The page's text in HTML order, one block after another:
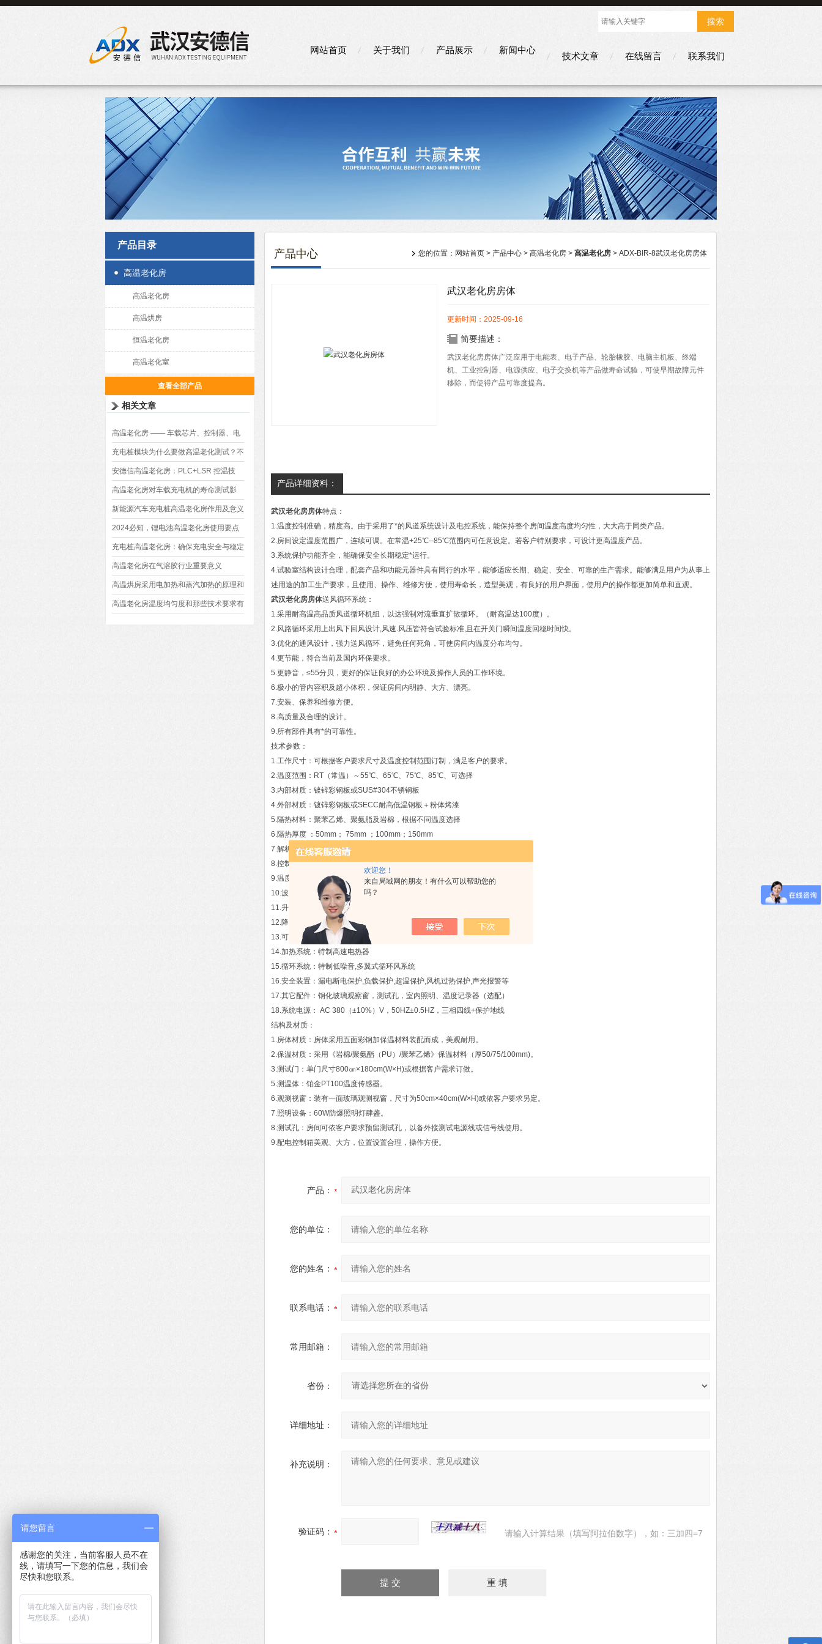
欢迎您！
来自局域网的朋友！有什么可以帮助您的
吗？
网站首页 关于我们 产品展示 新闻中心
技术文章 在线留言 联系我们
产品目录
高温老化房
高温老化房
高温烘房
恒温老化房
高温老化室
查看全部产品
相关文章
高温老化房 —— 车载芯片、控制器、电
源通电负载老化测试介绍
充电桩模块为什么要做高温老化测试？不
做会有啥问题？
安德信高温老化房：PLC+LSR 控温技
术，节能 40%降本高效！
高温老化房对车载充电机的寿命测试影
响？
新能源汽车充电桩高温老化房作用及意义
2024必知，锂电池高温老化房使用要点
充电桩高温老化房：确保充电安全与稳定
高温老化房在气溶胶行业重要意义
高温烘房采用电加热和蒸汽加热的原理和
区别
高温老化房温度均匀度和那些技术要求有
产品中心 您的位置： 网站首页 > 产品中心 > 高温老化房 > 高温老化房 > ADX-BIR-8武汉老化房房体
武汉老化房房体
更新时间：2025-09-16
简要描述：
武汉老化房房体广泛应用于电能表、电子产品、轮胎橡胶、电脑主机板、终端
机、工业控制器、电源供应、电子交换机等产品做寿命试验，可使早期故障元件
移除，而使得产品可靠度提高。
产品详细资料：
武汉老化房房体特点：
1.温度控制准确，精度高。由于采用了*的风道系统设计及电控系统，能保持整个房间温度高度均匀性，大大高于同类产品。
2.房间设定温度范围广，连续可调。在常温+25℃--85℃范围内可任意设定。若客户特别要求，可设计更高温度产品。
3.系统保护功能齐全，能确保安全长期稳定*运行。
4.试验室结构设计合理，配套产品和功能元器件具有同行的水平，能够适应长期、稳定、安全、可靠的生产需求。能够满足用户为从事上
述用途的加工生产要求，且使用、操作、维修方便，使用寿命长，造型美观，有良好的用户界面，使用户的操作都更加简单和直观。
武汉老化房房体送风循环系统：
1.采用耐高温高品质风道循环机组，以达强制对流垂直扩散循环。（耐高温达100度）。
2.风路循环采用上出风下回风设计,风速.风压皆符合试验标准,且在开关门瞬间温度回稳时间快。
3.优化的通风设计，强力送风循环，避免任何死角，可使房间内温度分布均匀。
4.更节能，符合当前及国内环保要求。
5.更静音，≤55分贝，更好的保证良好的办公环境及操作人员的工作环境。
6.极小的管内容积及超小体积，保证房间内明静、大方、漂亮。
7.安装、保养和维修方便。
8.高质量及合理的设计。
9.所有部件具有*的可靠性。
技术参数：
1.工作尺寸：可根据客户要求尺寸及温度控制范围订制，满足客户的要求。
2.温度范围：RT（常温）～55℃、65℃、75℃、85℃、可选择
3.内部材质：镀锌彩钢板或SUS#304不锈钢板
4.外部材质：镀锌彩钢板或SECC耐高低温钢板＋粉体烤漆
5.隔热材料：聚苯乙烯、聚氨脂及岩棉，根据不同温度选择
6.隔热厚度 ：50mm； 75mm ；100mm；150mm
7.解析精度： 0.1℃或0.01℃
8.控制精度：±1℃
9.温度偏差：±2℃
10.波动度：±1.5℃
11.升温時間：平均1～3℃/min。
12.降温時間：30min~180min
13.可程式： LCD彩色液晶控制器或标准型：LED数显控制器
14.加热系统：特制高速电热器
15.循环系统：特制低噪音,多翼式循环风系统
16.安全装置：漏电断电保护,负载保护,超温保护,风机过热保护,声光报警等
17.其它配件：钢化玻璃观察窗，测试孔，室内照明、温度记录器（选配）
18.系统电源： AC 380（±10%）V，50HZ±0.5HZ，三相四线+保护地线
结构及材质：
1.房体材质：房体采用五面彩钢加保温材料装配而成，美观耐用。
2.保温材质：采用《岩棉/聚氨酯（PU）/聚苯乙烯》保温材料（厚50/75/100mm)。
3.测试门：单门尺寸800㎝×180cm(W×H)或根据客户需求订做。
5.测温体：铂金PT100温度传感器。
6.观测视窗：装有一面玻璃观测视窗，尺寸为50cm×40cm(W×H)或依客户要求另定。
7.照明设备：60W防爆照明灯肆盏。
8.测试孔：房间可依客户要求预留测试孔，以备外接测试电源线或信号线使用。
9.配电控制箱美观、大方，位置设置合理，操作方便。
产品：
您的单位：
您的姓名：
联系电话：
常用邮箱：
省份：
详细地址：
补充说明：
验证码： 请输入计算结果（填写阿拉伯数字），如：三加四=7
请您留言
感谢您的关注，当前客服人员不在
线，请填写一下您的信息，我们会
尽快和您联系。